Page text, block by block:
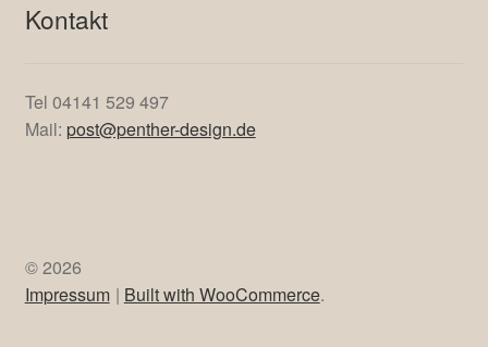
Kontakt
Tel 04141 529 497
Mail: post@penther-design.de
© 2026
Impressum
Built with WooCommerce.